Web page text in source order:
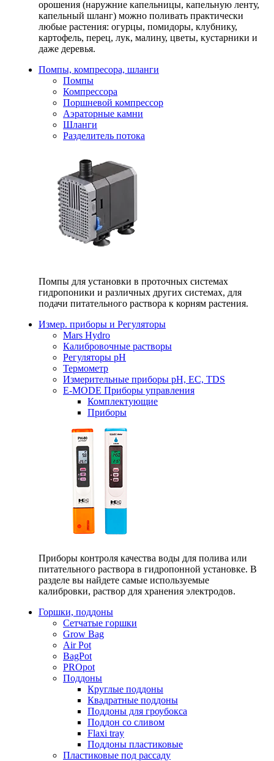
орошения (наружние капельницы, капельную ленту,
капельный шланг) можно поливать практически
любые растения: огурцы, помидоры, клубнику,
картофель, перец, лук, малину, цветы, кустарники и
даже деревья.
Помпы, компресора, шланги
Помпы
Компрессора
Поршневой компрессор
Аэраторные камни
Шланги
Разделитель потока
Помпы для установки в проточных системах
гидропоники и различных других системах, для
подачи питательного раствора к корням растения.
Измер. приборы и Регуляторы
Mars Hydro
Калибровочные растворы
Регуляторы рН
Термометр
Измерительные приборы pH, EC, TDS
E-MODE Приборы управления
Комплектующие
Приборы
Приборы контроля качества воды для полива или
питательного раствора в гидропонной установке. В
разделе вы найдете самые используемые
калибровки, раствор для хранения электродов.
Горшки, поддоны
Сетчатые горшки
Grow Bag
Air Pot
BagPot
PROpot
Поддоны
Круглые поддоны
Квадратные поддоны
Поддоны для гроубокса
Поддон со сливом
Flaxi tray
Поддоны пластиковые
Пластиковые под рассаду